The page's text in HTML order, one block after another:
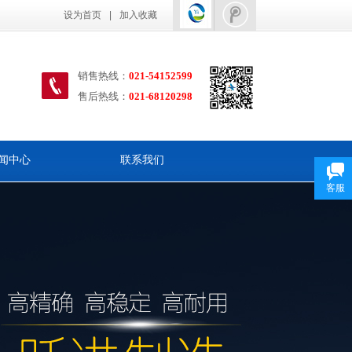
设为首页 加入收藏
销售热线： 021-54152599
售后热线 ： 021-68120298
中心 联系我们
客服